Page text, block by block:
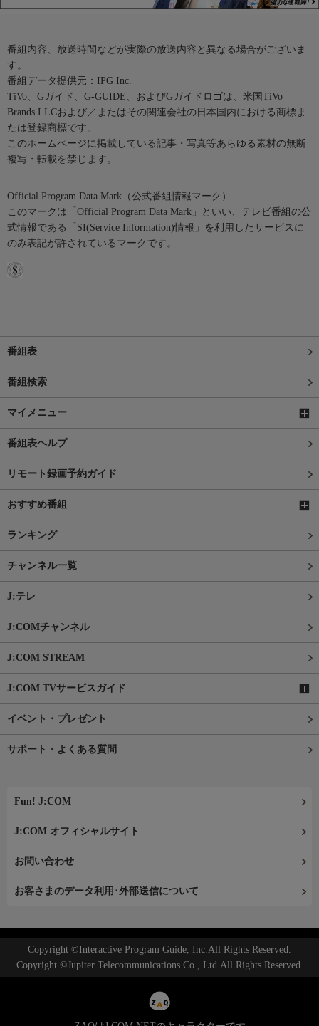
番組内容、放送時間などが実際の放送内容と異なる場合がございま
す。
番組データ提供元：IPG Inc.
TiVo、Gガイド、G-GUIDE、およびGガイドロゴは、米国TiVo
Brands LLCおよび／またはその関連会社の日本国内における商標ま
たは登録商標です。
このホームページに掲載している記事・写真等あらゆる素材の無断
複写・転載を禁じます。
Official Program Data Mark（公式番組情報マーク）
このマークは「Official Program Data Mark」といい、テレビ番組の公
式情報である「SI(Service Information)情報」を利用したサービスに
のみ表記が許されているマークです。
番組表
番組検索
マイメニュー
番組表ヘルプ
リモート録画予約ガイド
おすすめ番組
ランキング
チャンネル一覧
J:テレ
J:COMチャンネル
J:COM STREAM
J:COM TVサービスガイド
イベント・プレゼント
サポート・よくある質問
Fun! J:COM
J:COM オフィシャルサイト
お問い合わせ
お客さまのデータ利用･外部送信について
Copyright ©Interactive Program Guide, Inc.All Rights Reserved.
Copyright ©Jupiter Telecommunications Co., Ltd.All Rights Reserved.